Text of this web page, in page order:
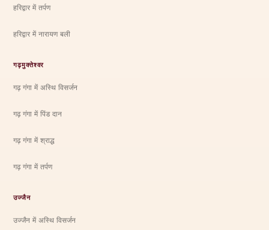
हरिद्वार में तर्पण
हरिद्वार में नारायण बली
गढ़मुक्तेश्वर
गढ़ गंगा में अस्थि विसर्जन
गढ़ गंगा में पिंड दान
गढ़ गंगा में श्राद्ध
गढ़ गंगा में तर्पण
उज्जैन
उज्जैन में अस्थि विसर्जन